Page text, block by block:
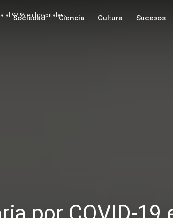
Sociedad Ciencia Cultura Sucesos
al 92 % en hospitales...